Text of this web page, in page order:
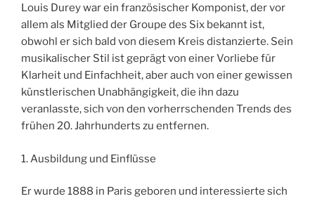
Louis Durey war ein französischer Komponist, der vor
allem als Mitglied der Groupe des Six bekannt ist,
obwohl er sich bald von diesem Kreis distanzierte. Sein
musikalischer Stil ist geprägt von einer Vorliebe für
Klarheit und Einfachheit, aber auch von einer gewissen
künstlerischen Unabhängigkeit, die ihn dazu
veranlasste, sich von den vorherrschenden Trends des
frühen 20. Jahrhunderts zu entfernen.
1. Ausbildung und Einflüsse
Er wurde 1888 in Paris geboren und interessierte sich